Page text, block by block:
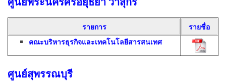
รายการ
รายชื่อ
คณะบริหารธุรกิจและเทคโนโลยีสารสนเทศ
ศูนย์สุพรรณบุรี